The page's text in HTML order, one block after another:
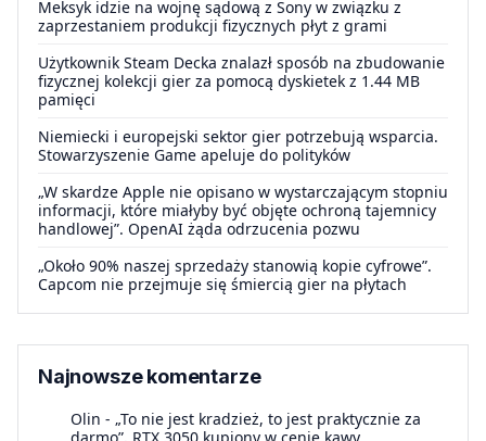
Meksyk idzie na wojnę sądową z Sony w związku z
zaprzestaniem produkcji fizycznych płyt z grami
Użytkownik Steam Decka znalazł sposób na zbudowanie
fizycznej kolekcji gier za pomocą dyskietek z 1.44 MB
pamięci
Niemiecki i europejski sektor gier potrzebują wsparcia.
Stowarzyszenie Game apeluje do polityków
„W skardze Apple nie opisano w wystarczającym stopniu
informacji, które miałyby być objęte ochroną tajemnicy
handlowej”. OpenAI żąda odrzucenia pozwu
„Około 90% naszej sprzedaży stanowią kopie cyfrowe”.
Capcom nie przejmuje się śmiercią gier na płytach
Najnowsze komentarze
Olin - „To nie jest kradzież, to jest praktycznie za